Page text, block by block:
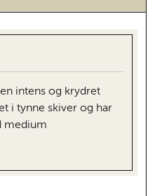
intens og krydret
i tynne skiver og har
medium